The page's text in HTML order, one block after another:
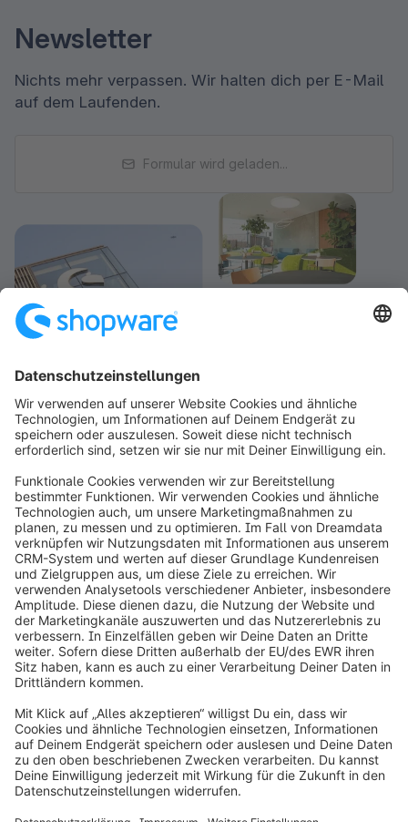
Newsletter
Nichts mehr verpassen. Wir halten dich per E-Mail
auf dem Laufenden.
Formular wird geladen...
info@shopware.com
Produkt
Lösungen